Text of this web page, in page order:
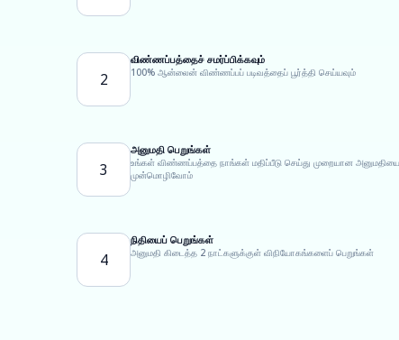
2
விண்ணப்பத்தைச் சமர்ப்பிக்கவும்
100% ஆன்லைன் விண்ணப்பப் படிவத்தைப் பூர்த்தி செய்யவும்
3
அனுமதி பெறுங்கள்
உங்கள் விண்ணப்பத்தை நாங்கள் மதிப்பீடு செய்து முறையான அனுமதியை
முன்மொழிவோம்
4
நிதியைப் பெறுங்கள்
அனுமதி கிடைத்த 2 நாட்களுக்குள் விநியோகங்களைப் பெறுங்கள்